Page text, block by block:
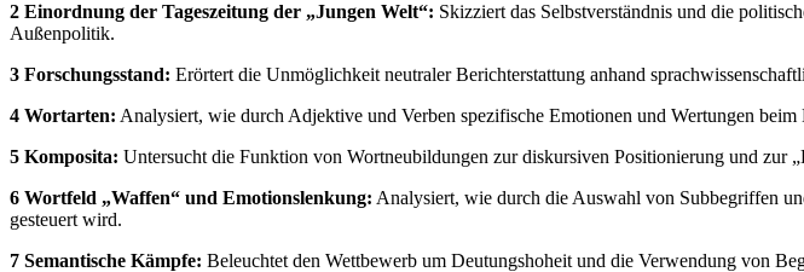
2 Einordnung der Tageszeitung der „Jungen Welt“: Skizziert das Selbstverständnis und die
Außenpolitik.
3 Forschungsstand: Erörtert die Unmöglichkeit neutraler Berichterstattung anhand
4 Wortarten: Analysiert, wie durch Adjektive und Verben spezifische Emotionen und Wertungen beim
5 Komposita: Untersucht die Funktion von Wortneubildungen zur diskursiven Positionierung und zur
6 Wortfeld „Waffen“ und Emotionslenkung: Analysiert, wie durch die Auswahl von Subbegriffen
gesteuert wird.
7 Semantische Kämpfe: Beleuchtet den Wettbewerb um Deutungshoheit und die Verwendung von